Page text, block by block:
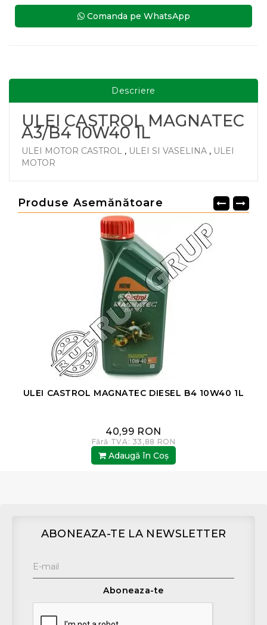
Comanda pe WhatsApp
Descriere
ULEI CASTROL MAGNATEC
A3/B4 10W40 1L
ULEI MOTOR CASTROL , ULEI SI VASELINA , ULEI
MOTOR
Produse Asemănătoare
ULEI CASTROL MAGNATEC DIESEL B4 10W40 1L
40,99 RON
Fără TVA: 33,88 RON
Adaugă în Coş
ABONEAZA-TE LA NEWSLETTER
Aboneaza-te